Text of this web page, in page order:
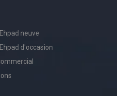
neuve
d'occasion